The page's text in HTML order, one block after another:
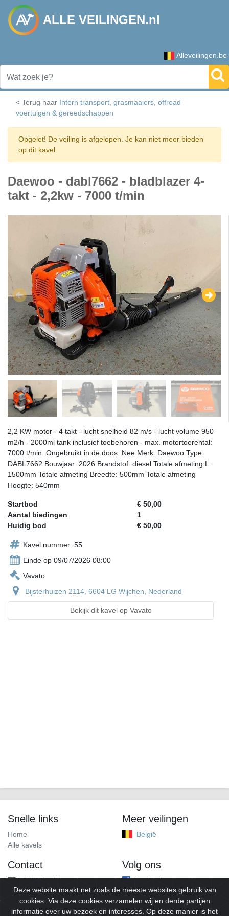
ALLE VEILINGEN.nl
Alleveilingen.be
< Terug naar Intern transport, grasmaaiers, offroad
voertuigen & gereedschappen
Opgelet! De veiling is afgelopen. Je kan niet meer bieden
op dit kavel.
Daewoo - dabl7662 - bladblazer 4-
takt - 2,2kw - 7000 t/min
2,2 KW motor - 4 takt - lucht snelheid 82 m/s - lucht volume 950
m2/h - 2000ml tank inclusief toebehoren - max. motortoerental:
7000 t/min. Ongebruikt in de doos. Nee Merk: Daewoo Type:
DABL7662 Bouwjaar: 2026 Brandstof: diesel Totale afmeting L:
1500mm Totale afmeting Breedte: 500mm Totale afmeting
Hoogte: 540mm
Startbod
€ 50,00
Aantal biedingen
1
Huidig bod
€ 50,00
Kavel nummer: 55
Einde op 09/07/2026 08:00
Vavato
Bijsterhuizen 2114, 6604 LG Wijchen, Nederland
Bekijk dit kavel op Vavato
Snelle links
Home
Alle kavels
Meer veilingen
België
Contact
info@alleveilingen.net
Volg ons
Facebook
Deze website maakt net zoals de meeste websites gebruik van
cookies. Via deze cookies verzamelen wij en derde partijen
informatie over uw bezoek en interesses. Op deze manier is het